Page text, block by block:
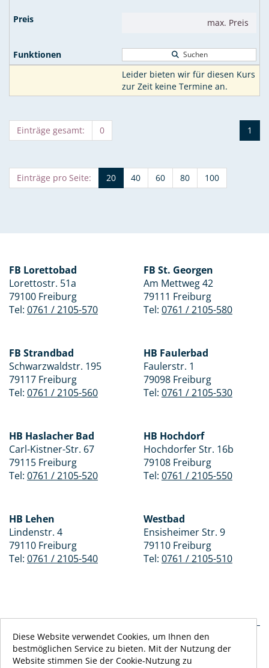
Suchen
Leider bieten wir für diesen Kurs
zur Zeit keine Termine an.
1
Einträge gesamt: 0
Einträge pro Seite: 20 40 60 80 100
FB Lorettobad
Lorettostr. 51a
79100 Freiburg
Tel: 0761 / 2105-570
FB St. Georgen
Am Mettweg 42
79111 Freiburg
Tel: 0761 / 2105-580
FB Strandbad
Schwarzwaldstr. 195
79117 Freiburg
Tel: 0761 / 2105-560
HB Faulerbad
Faulerstr. 1
79098 Freiburg
Tel: 0761 / 2105-530
HB Haslacher Bad
Carl-Kistner-Str. 67
79115 Freiburg
Tel: 0761 / 2105-520
HB Hochdorf
Hochdorfer Str. 16b
79108 Freiburg
Tel: 0761 / 2105-550
HB Lehen
Lindenstr. 4
79110 Freiburg
Tel: 0761 / 2105-540
Westbad
Ensisheimer Str. 9
79110 Freiburg
Tel: 0761 / 2105-510
Impressum AGB
Datenschutzhinweise
Barrierefreiheit
Zahlmethoden
Diese Website verwendet Cookies, um Ihnen den
bestmöglichen Service zu bieten. Mit der Nutzung der
Website stimmen Sie der Cookie-Nutzung zu